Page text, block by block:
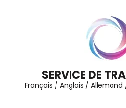
SERVICE DE
Français / Anglais / Allemand